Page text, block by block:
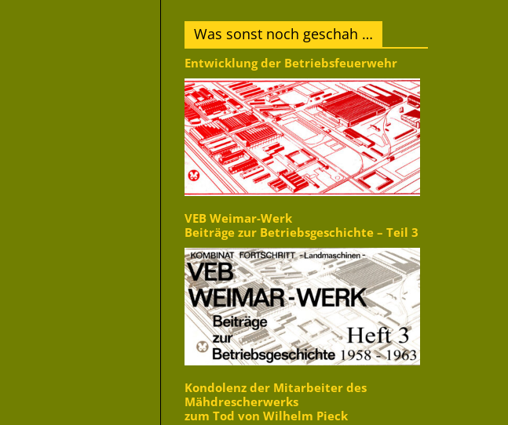
Was sonst noch geschah …
Entwicklung der Betriebsfeuerwehr
VEB Weimar-Werk
Beiträge zur Betriebsgeschichte – Teil 3
Kondolenz der Mitarbeiter des
Mähdrescherwerks
zum Tod von Wilhelm Pieck